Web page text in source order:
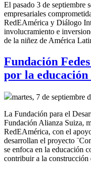
El pasado 3 de septiembre
empresariales
RedEAmérica y Diálogo
involucramiento e
de la niñez de América
Fundación
por la
martes, 7 de septiembre
La Fundación para el
Fundación Alianza Suiza,
RedEAmérica, con el
desarrollan el proyecto
se enfoca en la educación
contribuir a la construcción